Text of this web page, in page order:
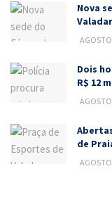
Nova
Dois
R$ 12
de